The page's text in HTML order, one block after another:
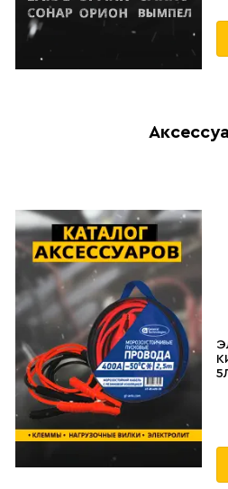
ЭЛЕКТРОЛИТ
КОРРЕКТИРУЮЩИЙ
OILRIGHT 1,4 Г/СМ3, 4Л
В корзину